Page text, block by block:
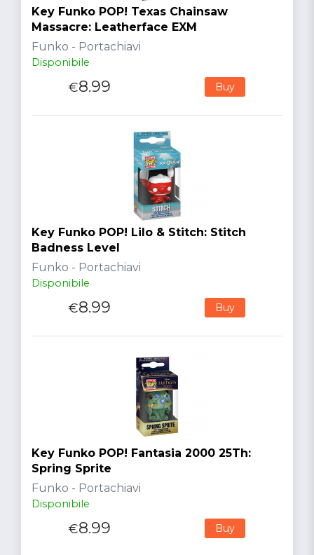
Key Funko POP! Texas Chainsaw
Massacre: Leatherface EXM
Funko - Portachiavi
Disponibile
€8.99 Buy
Key Funko POP! Lilo & Stitch: Stitch
Badness Level
Funko - Portachiavi
Disponibile
€8.99 Buy
Key Funko POP! Fantasia 2000 25Th:
Spring Sprite
Funko - Portachiavi
Disponibile
€8.99 Buy